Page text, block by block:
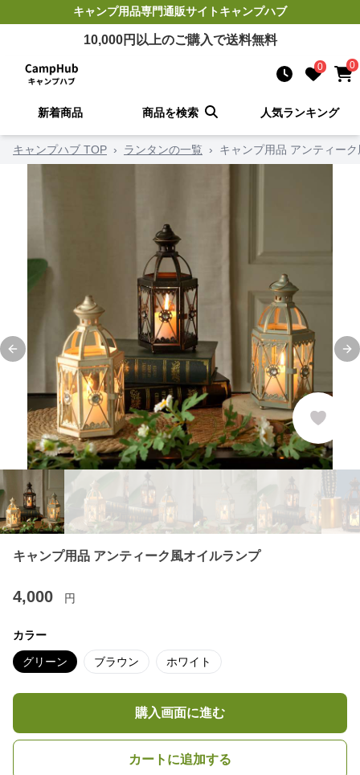
キャンプ用品専門通販サイトキャンプハブ
10,000円以上のご購入で送料無料
0 0
新着商品 商品を検索 人気ランキング
キャンプハブ TOP › ランタンの一覧 › キャンプ用品 アンティー
Previous slide
キャンプ用品 アンティーク風オイルランプ
4,000 円
カラー
グリーン ブラウン ホワイト
購入画面に進む
カートに追加する